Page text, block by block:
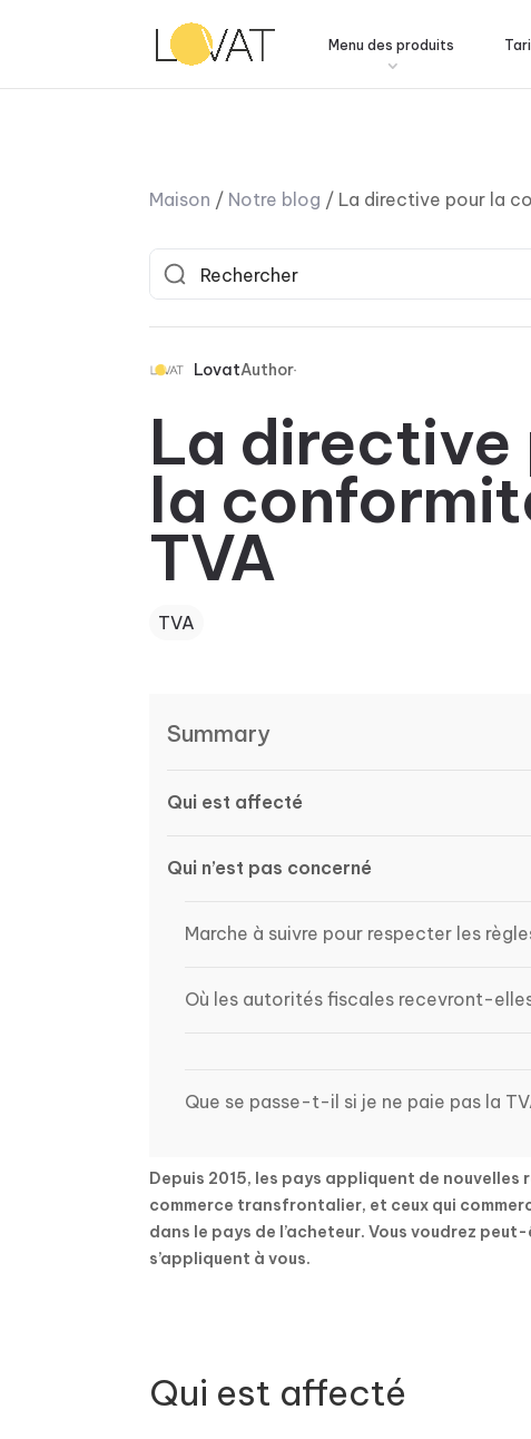
Menu des produits
Maison / Notre blog / La directive pour la
LovatAuthor
La directive
la
TVA
TVA
Summary
Qui est affecté
Qui n’est pas concerné
Marche à suivre pour respecter les
Où les autorités fiscales recevront-
Que se passe-t-il si je ne paie pas la
Depuis 2015, les pays appliquent de
commerce transfrontalier, et ceux qui
dans le pays de l’acheteur. Vous voudrez
s’appliquent à vous.
Qui est affecté